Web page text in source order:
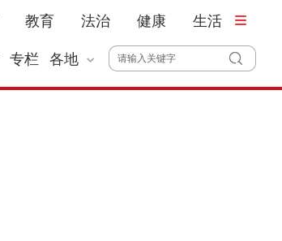
教育 法治 健康 生活
专栏 各地